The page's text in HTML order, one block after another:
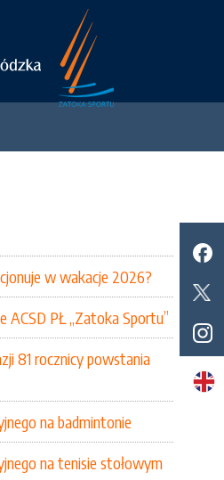
w wakacje 2026?
ACSD PŁ „Zatoka Sportu”
81 rocznicy powstania
na badmintonie
na tenisie stołowym